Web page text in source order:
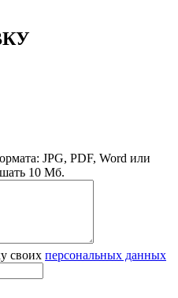
JPG, PDF, Word или
10 Мб.
своих персональных данных